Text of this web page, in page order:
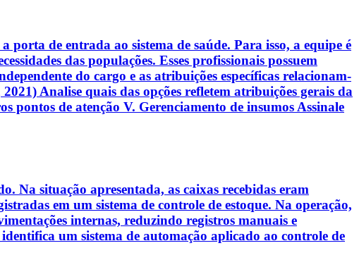
de entrada ao sistema de saúde. Para isso, a equipe é
das populações. Esses profissionais possuem
do cargo e as atribuições específicas relacionam-
Analise quais das opções refletem atribuições gerais da
de atenção V. Gerenciamento de insumos Assinale
Na situação apresentada, as caixas recebidas eram
em um sistema de controle de estoque. Na operação,
internas, reduzindo registros manuais e
um sistema de automação aplicado ao controle de